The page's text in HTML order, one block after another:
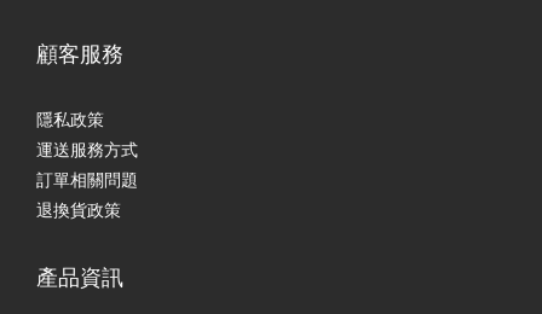
顧客服務
隱私政策
運送服務方式
訂單相關問題
退換貨政策
產品資訊